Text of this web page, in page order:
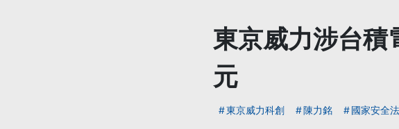
東京威力涉台積
元
東京威力科創 陳力銘 國家安全法